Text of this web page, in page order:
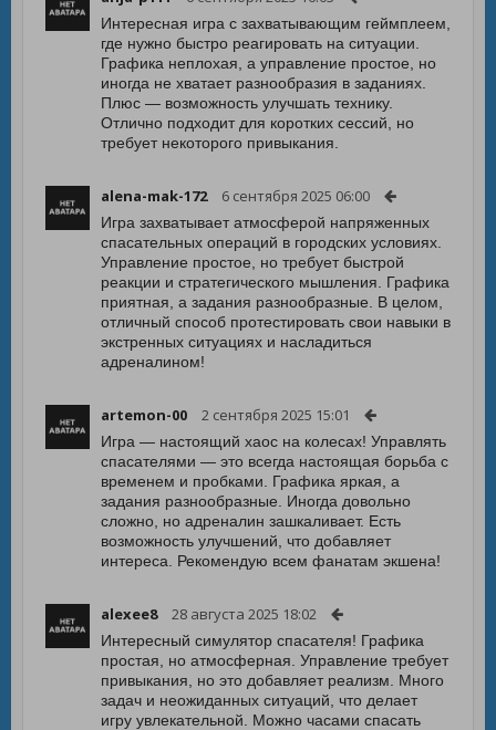
Интересная игра с захватывающим геймплеем,
где нужно быстро реагировать на ситуации.
Графика неплохая, а управление простое, но
иногда не хватает разнообразия в заданиях.
Плюс — возможность улучшать технику.
Отлично подходит для коротких сессий, но
требует некоторого привыкания.
alena-mak-172 6 сентября 2025 06:00
Игра захватывает атмосферой напряженных
спасательных операций в городских условиях.
Управление простое, но требует быстрой
реакции и стратегического мышления. Графика
приятная, а задания разнообразные. В целом,
отличный способ протестировать свои навыки в
экстренных ситуациях и насладиться
адреналином!
artemon-00 2 сентября 2025 15:01
Игра — настоящий хаос на колесах! Управлять
спасателями — это всегда настоящая борьба с
временем и пробками. Графика яркая, а
задания разнообразные. Иногда довольно
сложно, но адреналин зашкаливает. Есть
возможность улучшений, что добавляет
интереса. Рекомендую всем фанатам экшена!
alexee8 28 августа 2025 18:02
Интересный симулятор спасателя! Графика
простая, но атмосферная. Управление требует
привыкания, но это добавляет реализм. Много
задач и неожиданных ситуаций, что делает
игру увлекательной. Можно часами спасать